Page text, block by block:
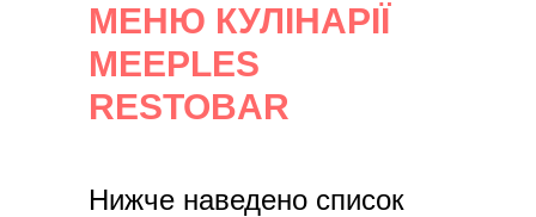
МЕНЮ КУЛІНАРІЇ
MEEPLES
RESTOBAR
Нижче наведено список